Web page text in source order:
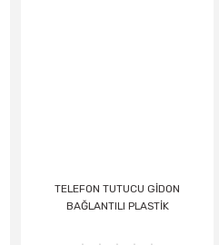
TELEFON TUTUCU GİDON
BAĞLANTILI PLASTİK